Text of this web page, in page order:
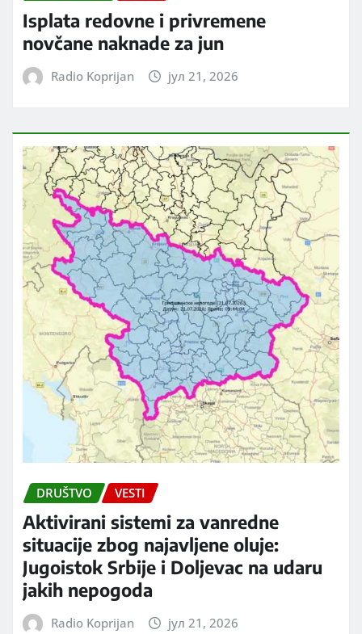
Isplata redovne i privremene
novčane naknade za jun
Radio Koprijan јул 21, 2026
DRUŠTVO VESTI
Aktivirani sistemi za vanredne
situacije zbog najavljene oluje:
Jugoistok Srbije i Doljevac na udaru
jakih nepogoda
Radio Koprijan јул 21, 2026